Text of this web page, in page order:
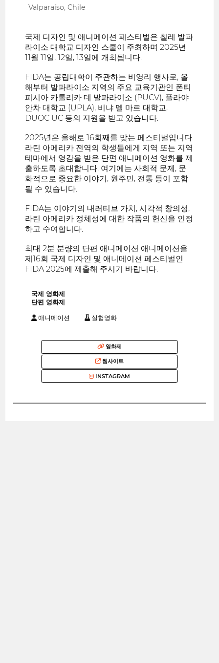
Valparaíso, Chile
국제 디자인 및 애니메이션 페스티벌은 칠레 발파
라이소 대학교 디자인 스쿨이 주최하며 2025년
11월 11일, 12일, 13일에 개최됩니다.
FIDA는 공립대학이 주관하는 비영리 행사로, 올
해부터 발파라이소 지역의 주요 교육기관인 폰티
피시아 카톨리카 데 발파라이소 (PUCV), 플라야
안차 대학교 (UPLA), 비냐 델 마르 대학교,
DUOC UC 등의 지원을 받고 있습니다.
2025년은 올해로 16회째를 맞는 페스티벌입니다.
라틴 아메리카 전역의 학생들에게 지역 또는 지역
테마에서 영감을 받은 단편 애니메이션 영화를 제
출하도록 초대합니다. 여기에는 사회적 문제, 문
화적으로 중요한 이야기, 원주민, 전통 등이 포함
될 수 있습니다.
FIDA는 이야기의 내러티브 가치, 시각적 창의성,
라틴 아메리카 정체성에 대한 작품의 헌신을 인정
하고 수여합니다.
최대 2분 분량의 단편 애니메이션 애니메이션을
제16회 국제 디자인 및 애니메이션 페스티벌인
FIDA 2025에 제출해 주시기 바랍니다.
국제 영화제
단편 영화제
애니메이션 실험영화
영화제
웹사이트
INSTAGRAM